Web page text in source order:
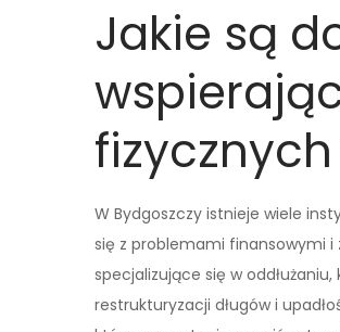
Jakie są
W Bydgoszczy istnieje wiele
się z problemami finansowymi i
specjalizujące się w
restrukturyzacji długów i